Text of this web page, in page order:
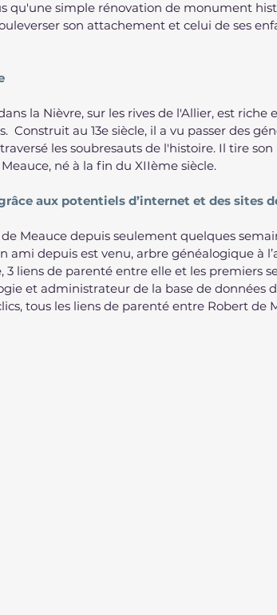
qu'une simple rénovation de monument
son attachement et celui de ses
la Nièvre, sur les rives de l'Allier, est riche
Construit au 13e siècle, il a vu passer des
les soubresauts de l'histoire. Il tire
né à la fin du XIIème siècle.
aux potentiels d’internet et des sites
Meauce depuis seulement quelques
ami depuis est venu, arbre généalogique à
3 liens de parenté entre elle et les premiers
et administrateur de la base de données
tous les liens de parenté entre Robert de